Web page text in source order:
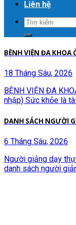
Liên hệ
BỆNH VIỆN ĐA KHOA
18 Tháng Sáu, 2026
BỆNH VIỆN ĐA
nhập) Sức khỏe là
DANH SÁCH NGƯỜI
6 Tháng Sáu, 2026
Người giảng dạy
danh sách người